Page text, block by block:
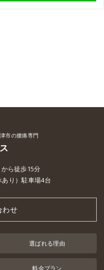
市の腰痛専門
ら徒歩15分
り）駐車場4台
わせ
選ばれる理由
料金プラン